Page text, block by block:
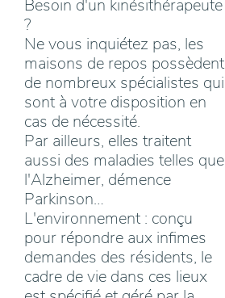
Besoin d'un kinésithérapeute
?
Ne vous inquiétez pas, les
maisons de repos possèdent
de nombreux spécialistes qui
sont à votre disposition en
cas de nécessité.
Par ailleurs, elles traitent
aussi des maladies telles que
l'Alzheimer, démence
Parkinson…
L'environnement : conçu
pour répondre aux infimes
demandes des résidents, le
cadre de vie dans ces lieux